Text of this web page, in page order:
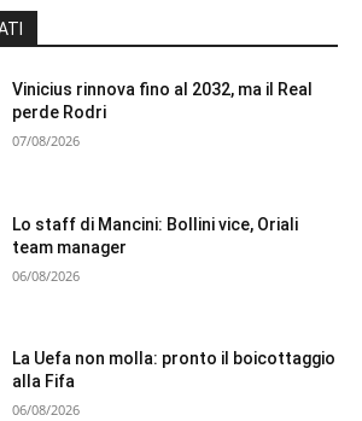
Vinicius rinnova fino al 2032, ma il Real
perde Rodri
07/08/2026
Lo staff di Mancini: Bollini vice, Oriali
team manager
06/08/2026
La Uefa non molla: pronto il boicottaggio
alla Fifa
06/08/2026